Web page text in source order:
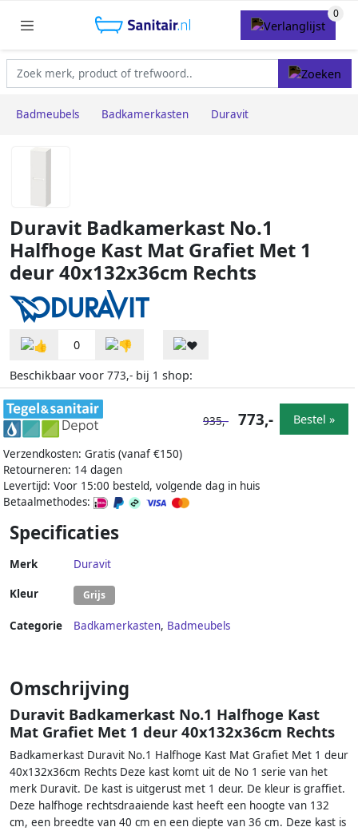
Badmeubels Badkamerkasten Duravit
Duravit Badkamerkast No.1
Halfhoge Kast Mat Grafiet Met 1
deur 40x132x36cm Rechts
0
Beschikbaar voor 773,- bij 1 shop:
Verzendkosten: Gratis (vanaf €150)
Retourneren: 14 dagen
Levertijd: Voor 15:00 besteld, volgende dag in huis
Betaalmethodes:
935,- 773,- Bestel »
Specificaties
Merk Duravit
Kleur Grijs
Categorie Badkamerkasten, Badmeubels
Omschrijving
Duravit Badkamerkast No.1 Halfhoge Kast
Mat Grafiet Met 1 deur 40x132x36cm Rechts
Badkamerkast Duravit No.1 Halfhoge Kast Mat Grafiet Met 1 deur
40x132x36cm Rechts Deze kast komt uit de No 1 serie van het
merk Duravit. De kast is uitgerust met 1 deur. De kleur is graffiet.
Deze halfhoge rechtsdraaiende kast heeft een hoogte van 132
cm, een breedte van 40 cm en een diepte van 36 cm. Deze kast is